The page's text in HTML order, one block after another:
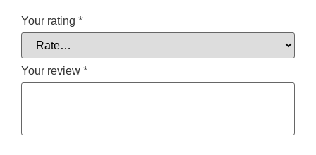
Your rating *
Your review *